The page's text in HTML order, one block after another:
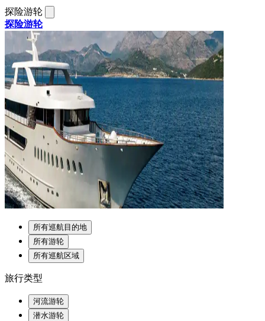
探险游轮
探险游轮
所有巡航目的地
所有游轮
所有巡航区域
旅行类型
河流游轮
潜水游轮